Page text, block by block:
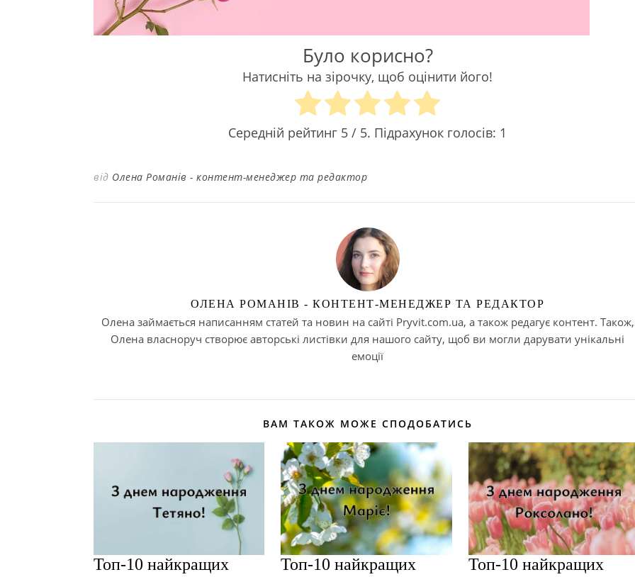
Було корисно?
Натисніть на зірочку, щоб оцінити його!
Середній рейтинг 5 / 5. Підрахунок голосів: 1
від Олена Романів - контент-менеджер та редактор
ОЛЕНА РОМАНІВ - КОНТЕНТ-МЕНЕДЖЕР ТА РЕДАКТОР
Олена займається написанням статей та новин на сайті Pryvit.com.ua, а також редагує контент. Також,
Олена власноруч створює авторські листівки для нашого сайту, щоб ви могли дарувати унікальні
емоції
ВАМ ТАКОЖ МОЖЕ СПОДОБАТИСЬ
Топ-10 найкращих
Топ-10 найкращих
Топ-10 найкращих